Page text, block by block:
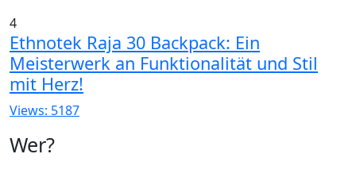
4
Ethnotek Raja 30 Backpack: Ein
Meisterwerk an Funktionalität und Stil
mit Herz!
Views: 5187
Wer?